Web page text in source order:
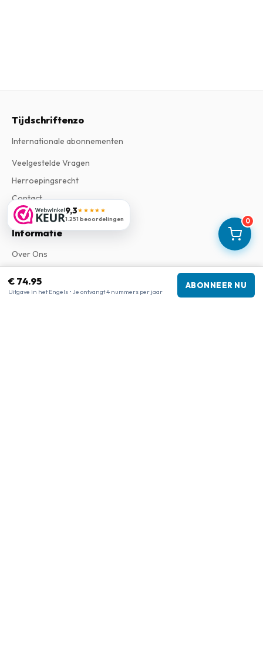
0
€ 74.95
Uitgave in het Engels • Je ontvangt 4 nummers per jaar
ABONNEER NU
9,3★★★★★
1.251 beoordelingen
Tijdschriftenzo
Internationale abonnementen
Veelgestelde Vragen
Herroepingsrecht
Contact
Informatie
Over Ons
Privacy Verklaring